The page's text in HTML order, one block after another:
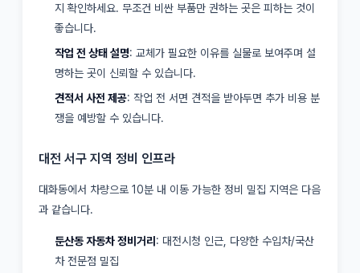
지 확인하세요. 무조건 비싼 부품만 권하는 곳은 피하는 것이
좋습니다.
작업 전 상태 설명: 교체가 필요한 이유를 실물로 보여주며 설
명하는 곳이 신뢰할 수 있습니다.
견적서 사전 제공: 작업 전 서면 견적을 받아두면 추가 비용 분
쟁을 예방할 수 있습니다.
대전 서구 지역 정비 인프라
대화동에서 차량으로 10분 내 이동 가능한 정비 밀집 지역은 다음
과 같습니다.
둔산동 자동차 정비거리 : 대전시청 인근, 다양한 수입차/국산
차 전문점 밀집